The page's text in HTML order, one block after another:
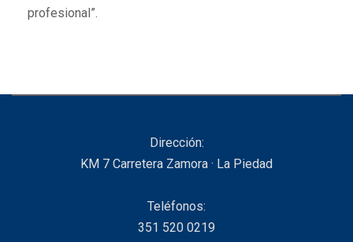
profesional”.
Dirección:
KM 7 Carretera Zamora · La Piedad
Teléfonos:
351 520 0219